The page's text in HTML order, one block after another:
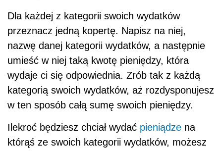
Dla każdej z kategorii swoich wydatków
przeznacz jedną kopertę. Napisz na niej,
nazwę danej kategorii wydatków, a następnie
umieść w niej taką kwotę pieniędzy, która
wydaje ci się odpowiednia. Zrób tak z każdą
kategorią swoich wydatków, aż rozdysponujesz
w ten sposób całą sumę swoich pieniędzy.
Ilekroć będziesz chciał wydać pieniądze na
którąś ze swoich kategorii wydatków, możesz